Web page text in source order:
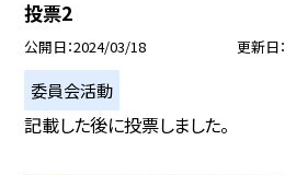
投票2
公開日 2024/03/18 更新日
委員会活動
記載した後に投票しました。